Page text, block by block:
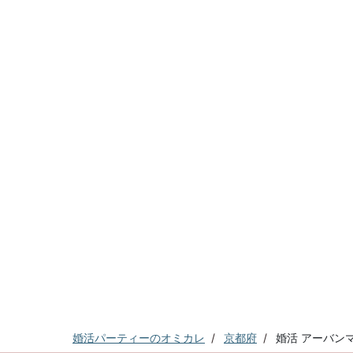
婚活パーティーのオミカレ 京都府 婚活 アーバン